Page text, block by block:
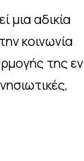
μια αδικία
κοινωνία
της εν